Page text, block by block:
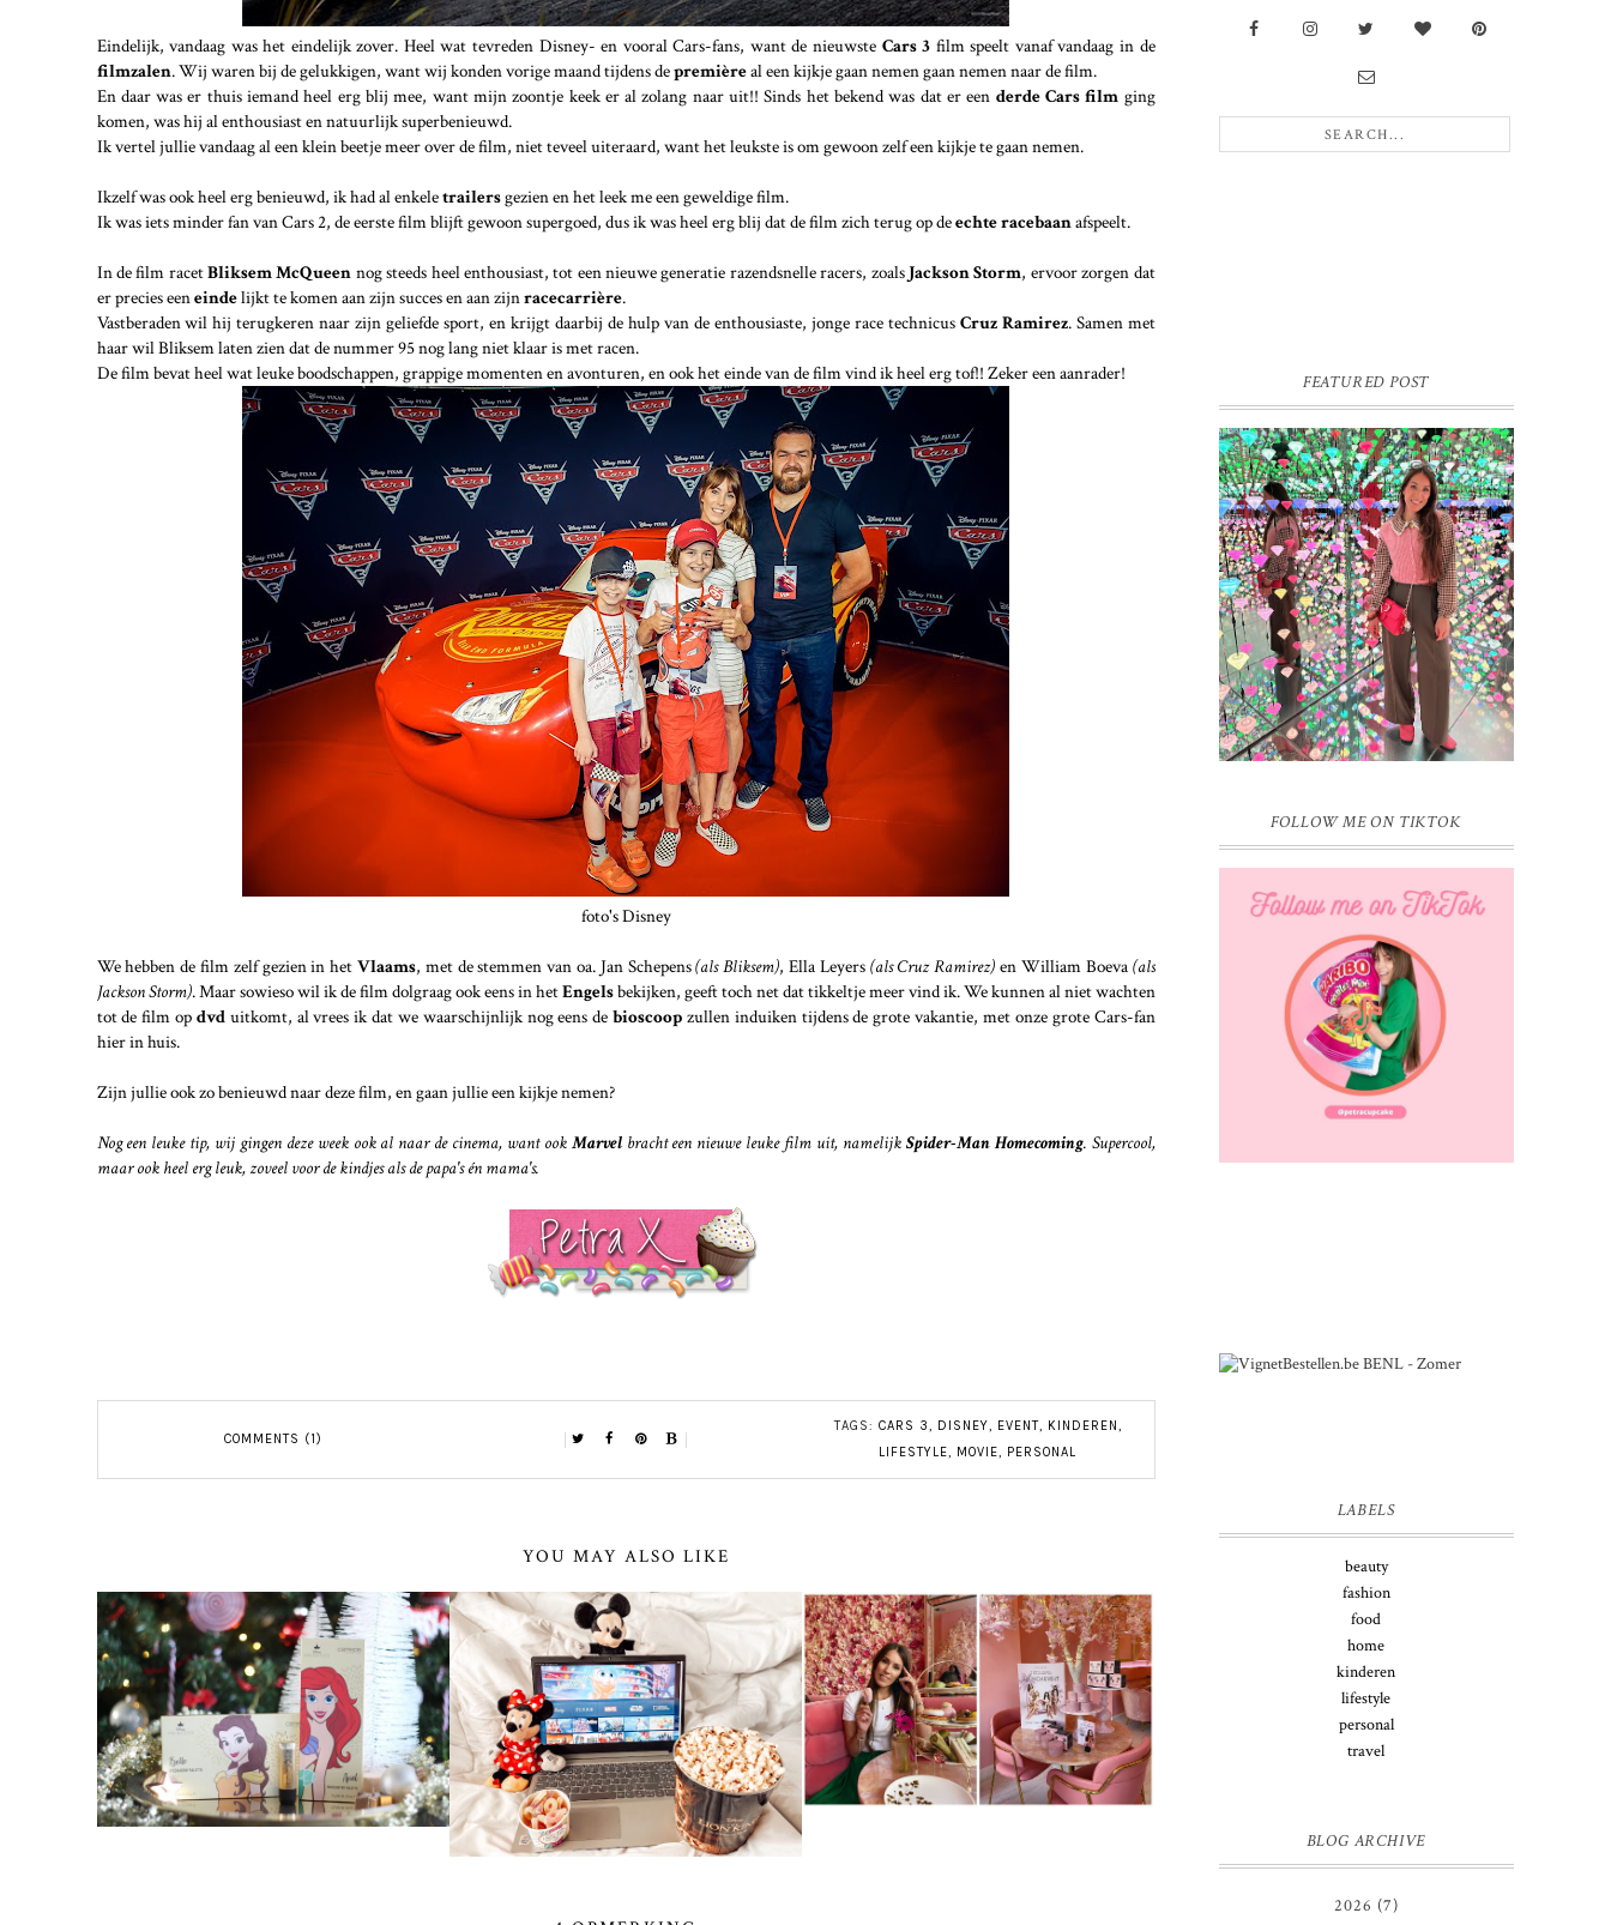
Eindelijk, vandaag was het eindelijk zover. Heel wat tevreden Disney- en vooral Cars-fans, want de nieuwsteCars 3 film speelt vanaf vandaag in de
filmzalen. Wij waren bij de gelukkigen, want wij konden vorige maand tijdens depremièreal een kijkje gaan nemen gaan nemen naar de film.
En daar was er thuis iemand heel erg blij mee, want mijn zoontje keek er al zolang naar uit!! Sinds het bekend was dat er een derde Cars film ging
komen, was hij al enthousiast en natuurlijk superbenieuwd.
Ik vertel jullie vandaag al een klein beetje meer over de film, niet teveel uiteraard, want het leukste is om gewoon zelf een kijkje te gaan nemen.
Ikzelf was ook heel erg benieuwd, ik had al enkeletrailersgezien en het leek me een geweldige film.
Ik was iets minder fan van Cars 2, de eerste film blijft gewoon supergoed, dus ik was heel erg blij dat de film zich terug op deechte racebaanafspeelt.
In de film racetBliksem McQueen nog steeds heel enthousiast, tot een nieuwe generatie razendsnelle racers, zoalsJackson Storm, ervoor zorgen dat
er precies eeneindelijkt te komen aan zijn succes en aan zijnracecarrière.
Vastberaden wil hij terugkeren naar zijn geliefde sport, en krijgt daarbij de hulp van de enthousiaste, jonge race technicus Cruz Ramirez. Samen met
haar wil Bliksem laten zien dat de nummer 95 nog lang niet klaar is met racen.
De film bevat heel wat leuke boodschappen, grappige momenten en avonturen, en ook het einde van de film vind ik heel erg tof!! Zeker een aanrader!
foto's Disney
We hebben de film zelf gezien in het Vlaams, met de stemmen van oa. Jan Schepens(als Bliksem), Ella Leyers (als Cruz Ramirez)en William Boeva (als
Jackson Storm). Maar sowieso wil ik de film dolgraag ook eens in hetEngelsbekijken, geeft toch net dat tikkeltje meer vind ik. We kunnen al niet wachten
tot de film op dvd uitkomt, al vrees ik dat we waarschijnlijk nog eens debioscoop zullen induiken tijdens de grote vakantie, met onze grote Cars-fan
hier in huis.
Zijn jullie ook zo benieuwd naar deze film, en gaan jullie een kijkje nemen?
Nog een leuke tip, wij gingen deze week ook al naar de cinema, want ook Marvel bracht een nieuwe leuke film uit, namelijk Spider-Man Homecoming. Supercool,
maar ook heel erg leuk, zoveel voor de kindjes als de papa's én mama's.
COMMENTS (1)
TAGS: CARS 3, DISNEY, EVENT, KINDEREN ,
LIFESTYLE, MOVIE, PERSONAL
YOU MAY ALSO LIKE
FEATURED POST
16 JAAR SPRINKLES ON A
CUPCAKE
Vandaag is het weer zo’n moment waarop
ik even bewust op de pauzeknop duw, want
Sprinkles on a Cupcake bestaat 16 jaar.
Zestien. Dat blijft ...
FOLLOW ME ON TIKTOK
LABELS
beauty
fashion
food
home
kinderen
lifestyle
personal
travel
BLOG ARCHIVE
2026 (7)